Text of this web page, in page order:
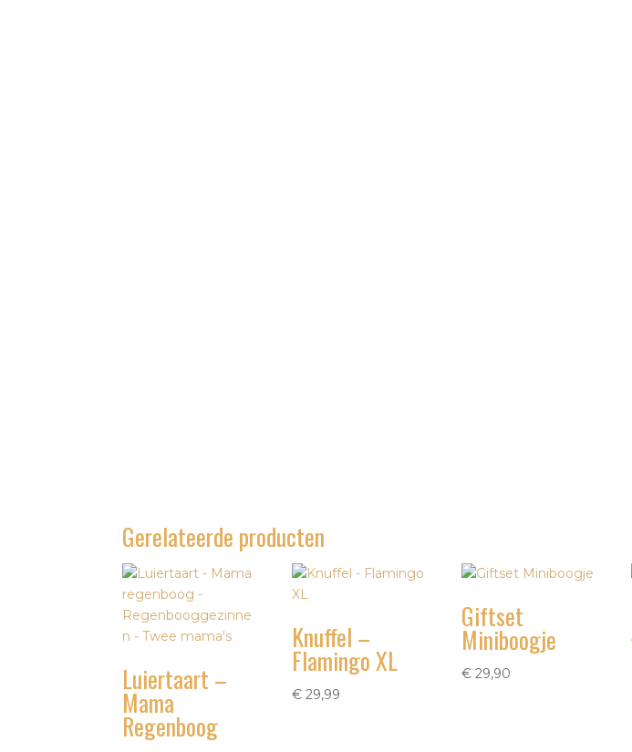
Gerelateerde producten
Luiertaart –
Mama
Regenboog
Knuffel –
Flamingo XL
€ 29,99
Giftset
Miniboogje
€ 29,90